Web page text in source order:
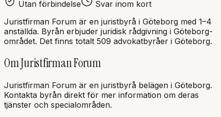
Utan förbindelse
Svar inom kort
Juristfirman Forum är en juristbyrå i Göteborg med 1–4
anställda. Byrån erbjuder juridisk rådgivning i Göteborg-
området. Det finns totalt 509 advokatbyråer i Göteborg.
OmJuristfirman Forum
Juristfirman Forum är en juristbyrå belägen i Göteborg.
Kontakta byrån direkt för mer information om deras
tjänster och specialområden.